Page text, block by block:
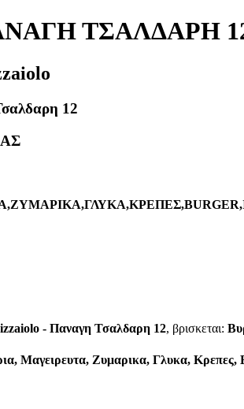
ΤΣΑΛΔΑΡΗ
12
- Παναγη Τσαλδαρη 12, βρισκεται:
Μαγειρευτα, Ζυμαρικα, Γλυκα, Κρεπες,